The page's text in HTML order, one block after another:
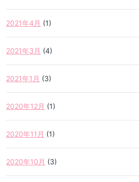
2021年4月 (1)
2021年3月 (4)
2021年1月 (3)
2020年12月 (1)
2020年11月 (1)
2020年10月 (3)